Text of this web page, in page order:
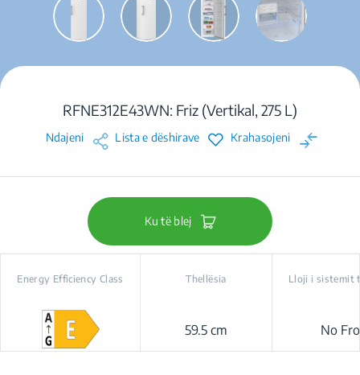
RFNE312E43WN: Friz (Vertikal, 275 L)
Ndajeni Lista e dëshirave Krahasojeni
Ku të blej
Energy Efficiency Class Thellësia
59.5 cm
Lloji i sistemit
No